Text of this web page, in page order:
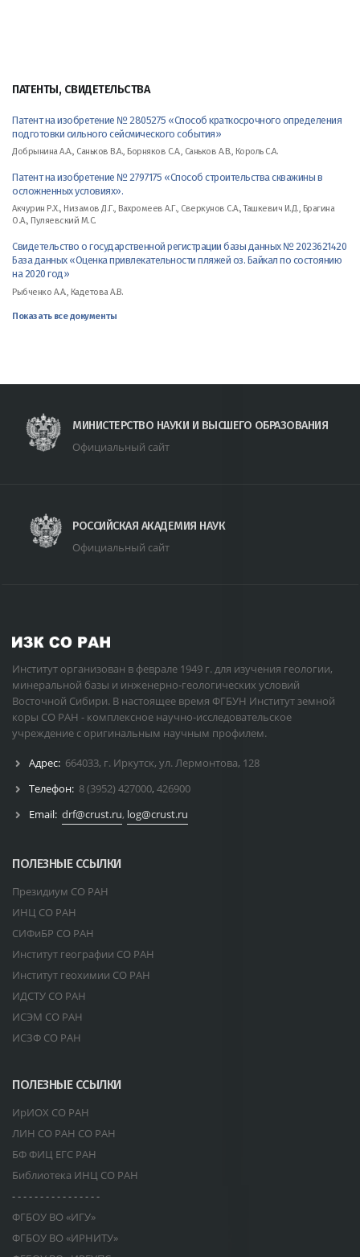
ПАТЕНТЫ, СВИДЕТЕЛЬСТВА
Патент на изобретение № 2805275 «Способ краткосрочного определения
подготовки сильного сейсмического события»
Добрынина А.А., Саньков В.А., Борняков С.А., Саньков А.В., Король С.А.
Патент на изобретение № 2797175 «Способ строительства скважины в
осложненных условиях».
Акчурин Р.Х., Низамов Д.Г., Вахромеев А.Г., Сверкунов С.А., Ташкевич И.Д., Брагина
О.А., Пуляевский М.С.
Свидетельство о государственной регистрации базы данных № 2023621420
База данных «Оценка привлекательности пляжей оз. Байкал по состоянию
на 2020 год»
Рыбченко А.А., Кадетова А.В.
Показать все документы
МИНИСТЕРСТВО НАУКИ И ВЫСШЕГО ОБРАЗОВАНИЯ
Официальный сайт
РОССИЙСКАЯ АКАДЕМИЯ НАУК
Официальный сайт
Институт организован в феврале 1949 г. для изучения геологии,
минеральной базы и инженерно-геологических условий
Восточной Сибири. В настоящее время ФГБУН Институт земной
коры СО РАН - комплексное научно-исследовательское
учреждение с оригинальным научным профилем.
Адрес: 664033, г. Иркутск, ул. Лермонтова, 128
Телефон: 8 (3952) 427000, 426900
Email: drf@crust.ru, log@crust.ru
ПОЛЕЗНЫЕ ССЫЛКИ
Президиум СО РАН
ИНЦ СО РАН
СИФиБР СО РАН
Институт географии СО РАН
Институт геохимии СО РАН
ИДСТУ СО РАН
ИСЭМ СО РАН
ИСЗФ СО РАН
ПОЛЕЗНЫЕ ССЫЛКИ
ИрИОХ СО РАН
ЛИН СО РАН СО РАН
БФ ФИЦ ЕГС РАН
Библиотека ИНЦ СО РАН
- - - - - - - - - - - - - - - -
ФГБОУ ВО «ИГУ»
ФГБОУ ВО «ИРНИТУ»